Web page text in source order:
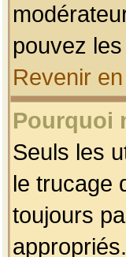
pouvez
Revenir
Pourquoi
Seuls les
le trucage
toujours
appropriés.